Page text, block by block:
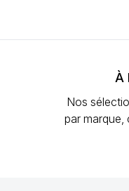
À
Nos
par marque,